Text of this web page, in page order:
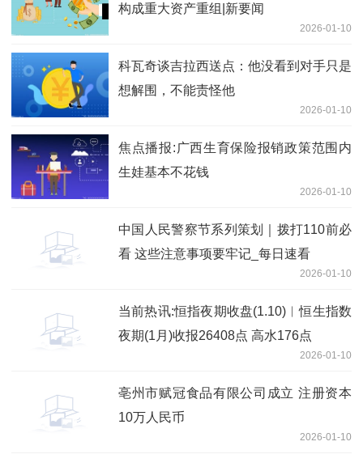
构成重大资产重组|新要闻
2026-01-10
科瓦奇谈吉拉西送点：他没看到对手只是
想解围，不能责怪他
2026-01-10
焦点播报:广西生育保险报销政策范围内
生娃基本不花钱
2026-01-10
中国人民警察节系列策划｜拨打110前必
看 这些注意事项要牢记_每日速看
2026-01-10
当前热讯:恒指夜期收盘(1.10)︱恒生指数
夜期(1月)收报26408点 高水176点
2026-01-10
亳州市赋冠食品有限公司成立 注册资本
10万人民币
2026-01-10